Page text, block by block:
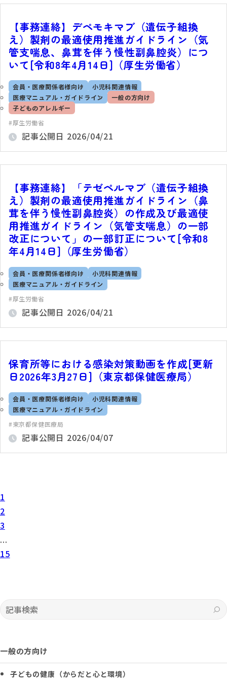
【事務連絡】デペモキマブ（遺伝子組換
え）製剤の最適使用推進ガイドライン（気
管支喘息、鼻茸を伴う慢性副鼻腔炎）につ
いて[令和8年4月14日]（厚生労働省）
会員・医療関係者様向け
小児科関連情報
医療マニュアル・ガイドライン
一般の方向け
子どものアレルギー
厚生労働省
記事公開日 2026/04/21
【事務連絡】「テゼペルマブ（遺伝子組換
え）製剤の最適使用推進ガイドライン（鼻
茸を伴う慢性副鼻腔炎）の作成及び最適使
用推進ガイドライン（気管支喘息）の一部
改正について」の一部訂正について[令和8
年4月14日]（厚生労働省）
会員・医療関係者様向け
小児科関連情報
医療マニュアル・ガイドライン
厚生労働省
記事公開日 2026/04/21
保育所等における感染対策動画を作成[更新
日2026年3月27日]（東京都保健医療局）
会員・医療関係者様向け
小児科関連情報
医療マニュアル・ガイドライン
東京都保健医療局
記事公開日 2026/04/07
1
2
3
...
15
記事検索
一般の方向け
子どもの健康（からだと心と環境）